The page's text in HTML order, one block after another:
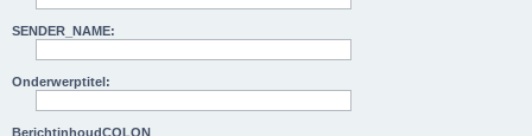
SENDER_NAME:
Onderwerptitel:
BerichtinhoudCOLON